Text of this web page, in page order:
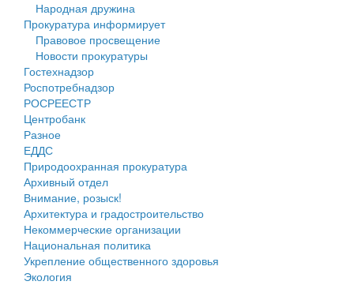
Генеральные планы
Проекты планировки территории
Собрание депутатов
Городское поселение
Сельские поселения
Народная дружина
Прокуратура информирует
Правовое просвещение
Новости прокуратуры
Гостехнадзор
Роспотребнадзор
РОСРЕЕСТР
Центробанк
Разное
ЕДДС
Природоохранная прокуратура
Архивный отдел
Внимание, розыск!
Архитектура и градостроительство
Некоммерческие организации
Национальная политика
Укрепление общественного здоровья
Экология